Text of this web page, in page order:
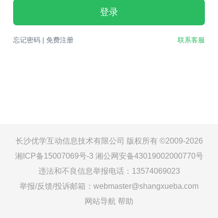
登录
忘记密码| 免费注册 联系客服
长沙优学互动信息技术有限公司 版权所有 ©2009-2026
湘ICP备15007069号-3 湘公网安备43019002000770号
违法和不良信息举报电话：13574069023
举报/反馈/投诉邮箱：webmaster@shangxueba.com
网站导航 帮助